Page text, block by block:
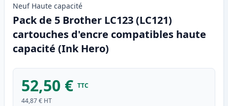
Neuf Haute capacité
Pack de 5 Brother LC123 (LC121)
cartouches d'encre compatibles haute
capacité (Ink Hero)
52,50 € TTC
44,87 € HT